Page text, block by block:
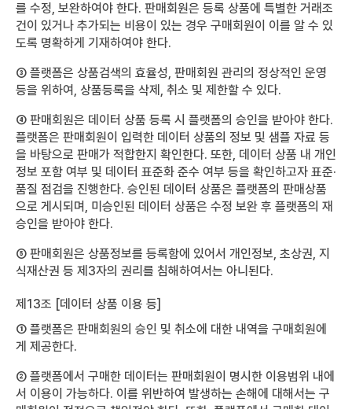
를 수정, 보완하여야 한다. 판매회원은 등록 상품에 특별한 거래조
건이 있거나 추가되는 비용이 있는 경우 구매회원이 이를 알 수 있
도록 명확하게 기재하여야 한다.
③ 플랫폼은 상품검색의 효율성, 판매회원 관리의 정상적인 운영
등을 위하여, 상품등록을 삭제, 취소 및 제한할 수 있다.
④ 판매회원은 데이터 상품 등록 시 플랫폼의 승인을 받아야 한다.
플랫폼은 판매회원이 입력한 데이터 상품의 정보 및 샘플 자료 등
을 바탕으로 판매가 적합한지 확인한다. 또한, 데이터 상품 내 개인
정보 포함 여부 및 데이터 표준화 준수 여부 등을 확인하고자 표준·
품질 점검을 진행한다. 승인된 데이터 상품은 플랫폼의 판매상품
으로 게시되며, 미승인된 데이터 상품은 수정 보완 후 플랫폼의 재
승인을 받아야 한다.
⑤ 판매회원은 상품정보를 등록함에 있어서 개인정보, 초상권, 지
식재산권 등 제3자의 권리를 침해하여서는 아니된다.
제13조 [데이터 상품 이용 등]
① 플랫폼은 판매회원의 승인 및 취소에 대한 내역을 구매회원에
게 제공한다.
② 플랫폼에서 구매한 데이터는 판매회원이 명시한 이용범위 내에
서 이용이 가능하다. 이를 위반하여 발생하는 손해에 대해서는 구